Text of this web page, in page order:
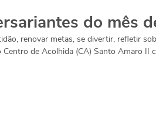
do mês
renovar metas, se divertir, refletir
de Acolhida (CA) Santo Amaro II